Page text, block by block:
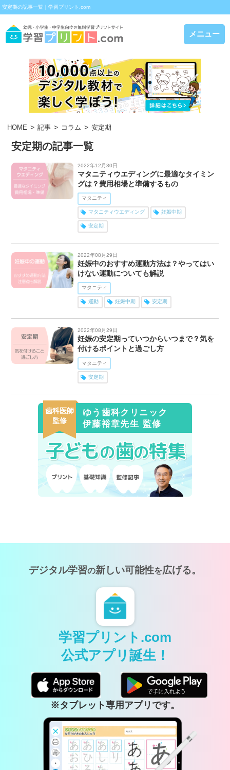
安定期の記事一覧｜学習プリント.com
メニュー
HOME 記事 コラム 安定期
安定期の記事一覧
2022年12月30日
マタニティウエディングに最適なタイミン
グは？費用相場と準備するもの
マタニティ
マタニティウエディング 妊娠中期
安定期
2022年08月29日
妊娠中のおすすめ運動方法は？やってはい
けない運動についても解説
マタニティ
運動 妊娠中期 安定期
2022年08月29日
妊娠の安定期っていつからいつまで？気を
付けるポイントと過ごし方
マタニティ
安定期
歯科医師
監修
ゆう歯科クリニック
伊藤裕章先生 監修
デジタル学習の新しい可能性を広げる。
学習プリント.com
公式アプリ誕生！
※タブレット専用アプリです。